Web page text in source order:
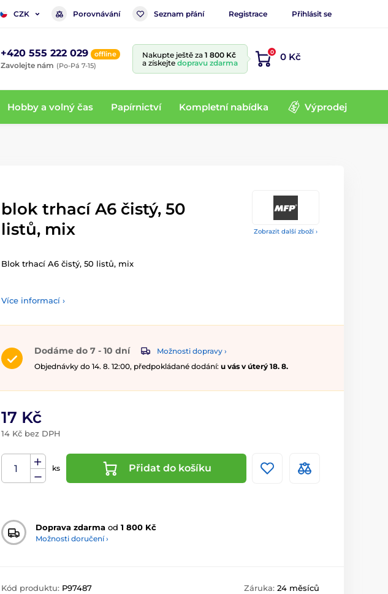
CZK Porovnávání Seznam přání Registrace Přihlásit se
+420 555 222 029 offline
Zavolejte nám (Po-Pá 7-15)
Nakupte ještě za 1 800 Kč
a získejte dopravu zdarma
0 0 Kč
Hobby a volný čas Papírnictví Kompletní nabídka Výprodej
Zobrazit další zboží ›
blok trhací A6 čistý, 50
listů, mix
Blok trhací A6 čistý, 50 listů, mix
Více informací ›
Dodáme do 7 - 10 dní
Možnosti dopravy ›
Objednávky do 14. 8. 12:00, předpokládané dodání: u vás v úterý 18. 8.
17 Kč
14 Kč bez DPH
ks Přidat do košíku
Doprava zdarma od 1 800 Kč
Možnosti doručení ›
Kód produktu: P97487 Záruka: 24 měsíců